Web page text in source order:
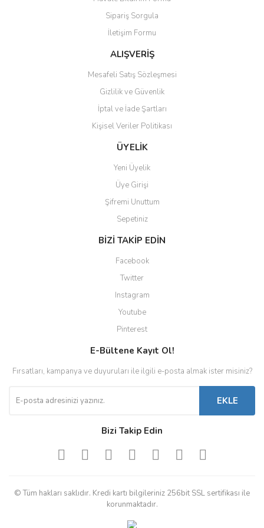
Ürün bilgilerinde hatalar bulunuyor.
Ürün fiyatı diğer sitelerden daha pahalı.
Bu ürüne benzer farklı alternatifler olmalı.
Gönder
Sipariş Sorgula
İletişim Formu
ALIŞVERİŞ
Mesafeli Satış Sözleşmesi
Gizlilik ve Güvenlik
İptal ve İade Şartları
Kişisel Veriler Politikası
ÜYELİK
Yeni Üyelik
Üye Girişi
Şifremi Unuttum
Sepetiniz
BİZİ TAKİP EDİN
Facebook
Twitter
Instagram
Youtube
Pinterest
E-Bültene Kayıt Ol!
Fırsatları, kampanya ve duyuruları ile ilgili e-posta almak ister misiniz?
EKLE
Bizi Takip Edin
© Tüm hakları saklıdır. Kredi kartı bilgileriniz 256bit SSL sertifikası ile
korunmaktadır.